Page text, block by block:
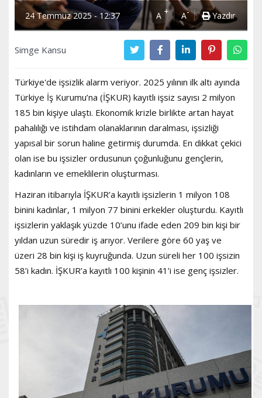
24 Temmuz 2025 - 12:37 A + A- Yazdır
Simge Kansu
Türkiye'de işsizlik alarm veriyor. 2025 yılının ilk altı ayında
Türkiye İş Kurumu’na (İŞKUR) kayıtlı işsiz sayısı 2 milyon
185 bin kişiye ulaştı. Ekonomik krizle birlikte artan hayat
pahalılığı ve istihdam olanaklarının daralması, işsizliği
yapısal bir sorun haline getirmiş durumda. En dikkat çekici
olan ise bu işsizler ordusunun çoğunluğunu gençlerin,
kadınların ve emeklilerin oluşturması.
Haziran itibarıyla İŞKUR’a kayıtlı işsizlerin 1 milyon 108
binini kadınlar, 1 milyon 77 binini erkekler oluşturdu. Kayıtlı
işsizlerin yaklaşık yüzde 10’unu ifade eden 209 bin kişi bir
yıldan uzun süredir iş arıyor. Verilere göre 60 yaş ve
üzeri 28 bin kişi iş kuyruğunda. Uzun süreli her 100 işsizin
58’i kadın. İŞKUR’a kayıtlı 100 kişinin 41’i ise genç işsizler.